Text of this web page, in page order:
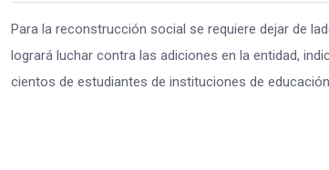
Para la reconstrucción social se requiere dejar de
logrará luchar contra las adiciones en la entidad,
cientos de estudiantes de instituciones de